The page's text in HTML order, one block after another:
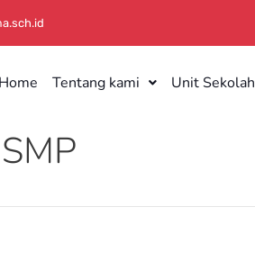
Home Tentang kami Unit Sekolah